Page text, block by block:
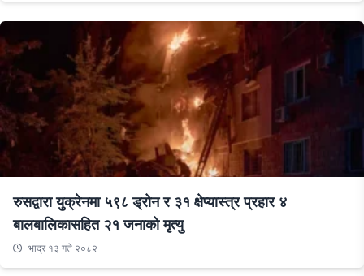
रुसद्वारा युक्रेनमा ५९८ ड्रोन र ३१ क्षेप्यास्त्र प्रहार ४
बालबालिकासहित २१ जनाको मृत्यु
भाद्र १३ गते २०८२